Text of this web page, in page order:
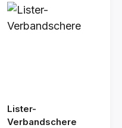
Lister-
Verbandschere